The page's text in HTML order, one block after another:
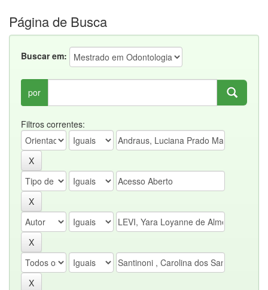
Página de Busca
Buscar em:
por
Filtros correntes: